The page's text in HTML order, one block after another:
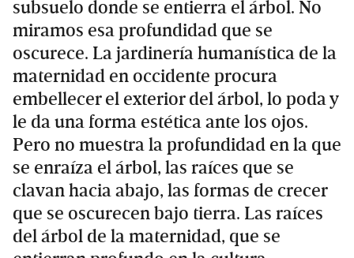
subsuelo donde se entierra el árbol. No
miramos esa profundidad que se
oscurece. La jardinería humanística de la
maternidad en occidente procura
embellecer el exterior del árbol, lo poda y
le da una forma estética ante los ojos.
Pero no muestra la profundidad en la que
se enraíza el árbol, las raíces que se
clavan hacia abajo, las formas de crecer
que se oscurecen bajo tierra. Las raíces
del árbol de la maternidad, que se